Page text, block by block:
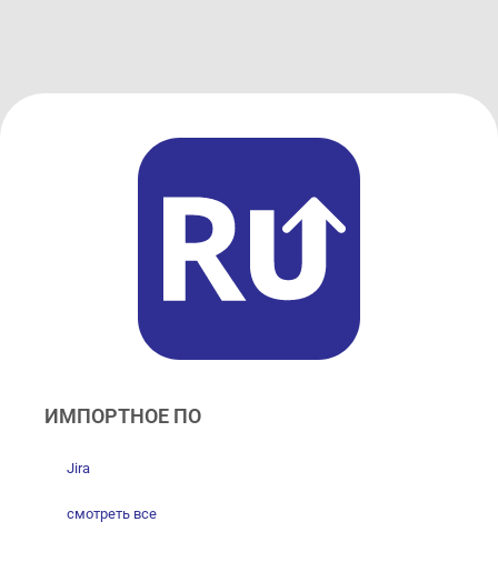
ИМПОРТНОЕ ПО
Jira
смотреть все